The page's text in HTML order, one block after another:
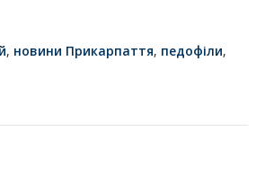
, новини Прикарпаття, педофіли,